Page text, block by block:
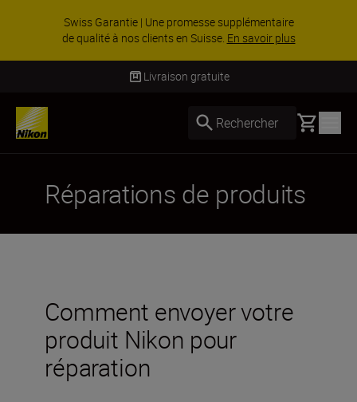
Swiss Garantie | Une promesse supplémentaire
de qualité à nos clients en Suisse. En savoir plus
Livraison gratuite
Rechercher Basket
Réparations de produits
Comment envoyer votre
produit Nikon pour
réparation